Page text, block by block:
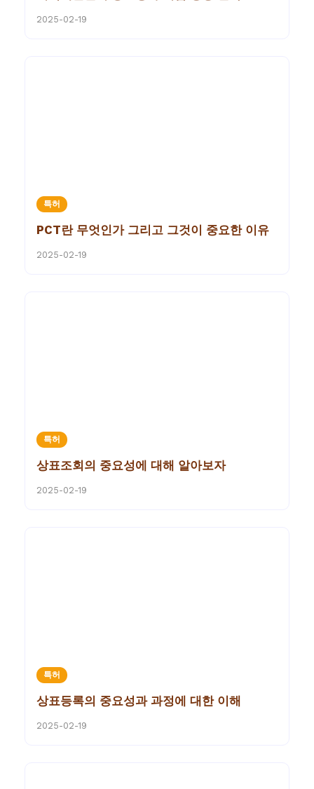
2025-02-19
특허
PCT란 무엇인가 그리고 그것이 중요한 이유
2025-02-19
특허
상표조회의 중요성에 대해 알아보자
2025-02-19
특허
상표등록의 중요성과 과정에 대한 이해
2025-02-19